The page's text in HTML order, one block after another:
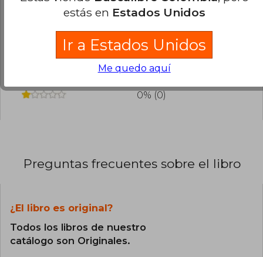
0% (0)
100% (1)
0% (0)
0% (0)
0% (0)
Preguntas frecuentes sobre el libro
¿El libro es original?
Todos los libros de nuestro
catálogo son Originales.
estás en Estados Unidos
Ir a Estados Unidos
Me quedo aquí